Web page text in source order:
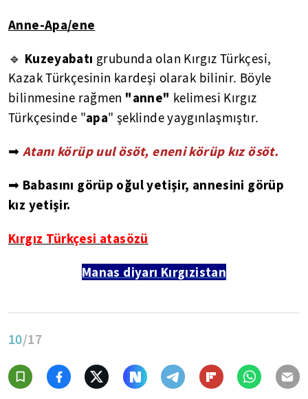
Anne-Apa/ene
🔹 Kuzeyabatı grubunda olan Kırgız Türkçesi,
Kazak Türkçesinin kardeşi olarak bilinir. Böyle
bilinmesine rağmen "anne" kelimesi Kırgız
Türkçesinde "apa" şeklinde yaygınlaşmıştır.
➡ Atanı körüp uul ösöt, eneni körüp kız ösöt.
➡ Babasını görüp oğul yetişir, annesini görüp
kız yetişir.
Kırgız Türkçesi atasözü
Manas diyarı Kırgızistan
10/17